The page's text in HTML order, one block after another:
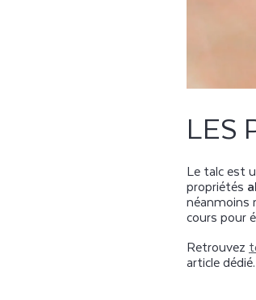
LES
Le talc est
propriétés
néanmoins
cours pour
Retrouvez
article dédié.